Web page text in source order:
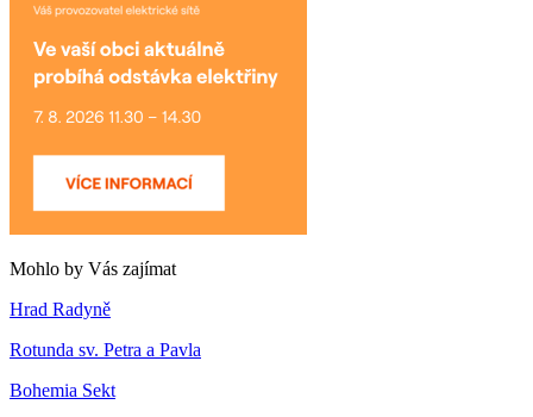
Mohlo by Vás zajímat
Hrad Radyně
Rotunda sv. Petra a Pavla
Bohemia Sekt